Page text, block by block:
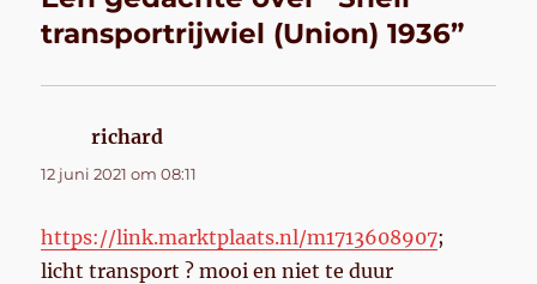
transportrijwiel (Union) 1936”
richard
12 juni 2021 om 08:11
https://link.marktplaats.nl/m1713608907;
licht transport ? mooi en niet te duur